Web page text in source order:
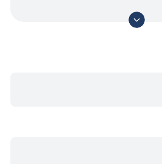
موافقت یا مخالفت با محتوای نظرات
که محتوای مشابه دارند، انتشار نمی‌یابند